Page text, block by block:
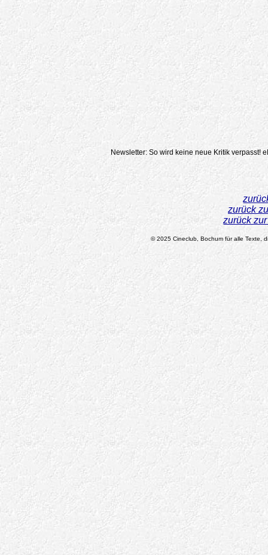
Newsletter: So wird keine neue Kritik verpasst!
zurück
zurück
© 2025 Cineclub, Bochum für alle Texte,